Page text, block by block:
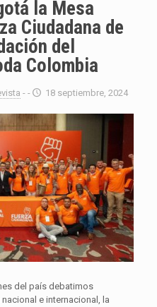
la Mesa
Ciudadana de
del
Colombia
- - 18 septiembre, 2024
del país debatimos
e internacional, la